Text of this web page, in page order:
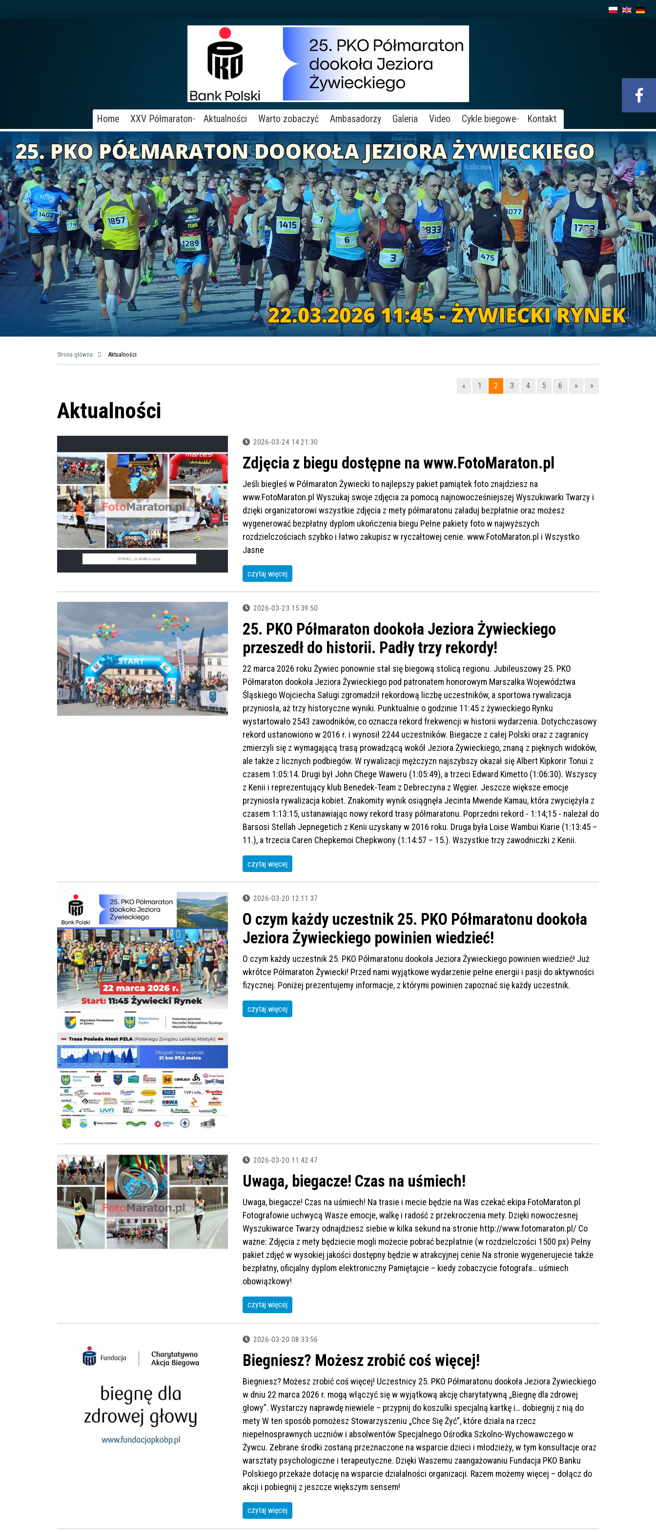
Home XXV Półmaraton Aktualności Warto zobaczyć Ambasadorzy Galeria Video Cykle biegowe Kontakt
Strona główna Aktualności
« 1 2 3 4 5 6 » »
Aktualności
2026-03-24 14:21:30
Zdjęcia z biegu dostępne na www.FotoMaraton.pl
Jeśli biegłeś w Półmaraton Żywiecki to najlepszy pakiet pamiątek foto znajdziesz na
www.FotoMaraton.pl Wyszukaj swoje zdjęcia za pomocą najnowocześniejszej Wyszukiwarki Twarzy i
dzięki organizatorowi wszystkie zdjęcia z mety półmaratonu załaduj bezpłatnie oraz możesz
wygenerować bezpłatny dyplom ukończenia biegu Pełne pakiety foto w najwyższych
rozdzielczościach szybko i łatwo zakupisz w ryczałtowej cenie. www.FotoMaraton.pl i Wszystko
Jasne
czytaj więcej
2026-03-23 15:39:50
25. PKO Półmaraton dookoła Jeziora Żywieckiego
przeszedł do historii. Padły trzy rekordy!
22 marca 2026 roku Żywiec ponownie stał się biegową stolicą regionu. Jubileuszowy 25. PKO
Półmaraton dookoła Jeziora Żywieckiego pod patronatem honorowym Marszałka Województwa
Śląskiego Wojciecha Saługi zgromadził rekordową liczbę uczestników, a sportowa rywalizacja
przyniosła, aż trzy historyczne wyniki. Punktualnie o godzinie 11:45 z żywieckiego Rynku
wystartowało 2543 zawodników, co oznacza rekord frekwencji w historii wydarzenia. Dotychczasowy
rekord ustanowiono w 2016 r. i wynosił 2244 uczestników. Biegacze z całej Polski oraz z zagranicy
zmierzyli się z wymagającą trasą prowadzącą wokół Jeziora Żywieckiego, znaną z pięknych widoków,
ale także z licznych podbiegów. W rywalizacji mężczyzn najszybszy okazał się Albert Kipkorir Tonui z
czasem 1:05:14. Drugi był John Chege Waweru (1:05:49), a trzeci Edward Kimetto (1:06:30). Wszyscy
z Kenii i reprezentujący klub Benedek-Team z Debreczyna z Węgier. Jeszcze większe emocje
przyniosła rywalizacja kobiet. Znakomity wynik osiągnęła Jecinta Mwende Kamau, która zwyciężyła z
czasem 1:13:15, ustanawiając nowy rekord trasy półmaratonu. Poprzedni rekord - 1:14;15 - należał do
Barsosi Stellah Jepnegetich z Kenii uzyskany w 2016 roku. Druga była Loise Wambui Kiarie (1:13:45 –
11.), a trzecia Caren Chepkemoi Chepkwony (1:14:57 – 15.). Wszystkie trzy zawodniczki z Kenii.
czytaj więcej
2026-03-20 12:11:37
O czym każdy uczestnik 25. PKO Półmaratonu dookoła
Jeziora Żywieckiego powinien wiedzieć!
O czym każdy uczestnik 25. PKO Półmaratonu dookoła Jeziora Żywieckiego powinien wiedzieć! Już
wkrótce Półmaraton Żywiecki! Przed nami wyjątkowe wydarzenie pełne energii i pasji do aktywności
fizycznej. Poniżej prezentujemy informacje, z którymi powinien zapoznać się każdy uczestnik.
czytaj więcej
2026-03-20 11:42:47
Uwaga, biegacze! Czas na uśmiech!
Uwaga, biegacze! Czas na uśmiech! Na trasie i mecie będzie na Was czekać ekipa FotoMaraton.pl
Fotografowie uchwycą Wasze emocje, walkę i radość z przekroczenia mety. Dzięki nowoczesnej
Wyszukiwarce Twarzy odnajdziesz siebie w kilka sekund na stronie http://www.fotomaraton.pl/⁠ Co
ważne: Zdjęcia z mety będziecie mogli możecie pobrać bezpłatnie (w rozdzielczości 1500 px) Pełny
pakiet zdjęć w wysokiej jakości dostępny będzie w atrakcyjnej cenie Na stronie wygenerujecie także
bezpłatny, oficjalny dyplom elektroniczny Pamiętajcie – kiedy zobaczycie fotografa… uśmiech
obowiązkowy!
czytaj więcej
2026-03-20 08:33:56
Biegniesz? Możesz zrobić coś więcej!
Biegniesz? Możesz zrobić coś więcej! Uczestnicy 25. PKO Półmaratonu dookoła Jeziora Żywieckiego
w dniu 22 marca 2026 r. mogą włączyć się w wyjątkową akcję charytatywną „Biegnę dla zdrowej
głowy”. Wystarczy naprawdę niewiele – przypnij do koszulki specjalną kartkę i… dobiegnij z nią do
mety W ten sposób pomożesz Stowarzyszeniu „Chce Się Żyć”, które działa na rzecz
niepełnosprawnych uczniów i absolwentów Specjalnego Ośrodka Szkolno-Wychowawczego w
Żywcu. Zebrane środki zostaną przeznaczone na wsparcie dzieci i młodzieży, w tym konsultacje oraz
warsztaty psychologiczne i terapeutyczne. Dzięki Waszemu zaangażowaniu Fundacja PKO Banku
Polskiego przekaże dotację na wsparcie działalności organizacji. Razem możemy więcej – dołącz do
akcji i pobiegnij z jeszcze większym sensem!
czytaj więcej